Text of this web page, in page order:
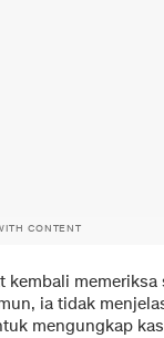
CONTENT
kembali memeriksa
ia tidak
mengungkap